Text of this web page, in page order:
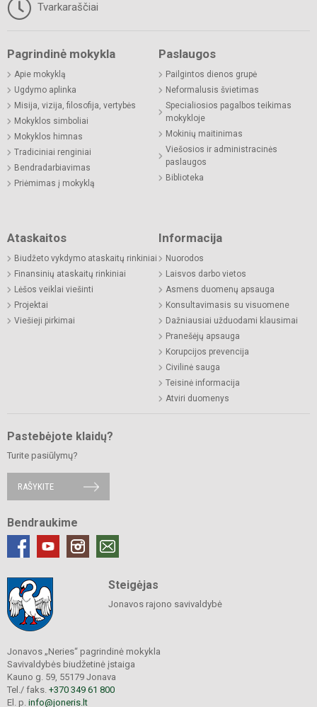
Tvarkaraščiai
Pagrindinė mokykla
Apie mokyklą
Ugdymo aplinka
Misija, vizija, filosofija, vertybės
Mokyklos simboliai
Mokyklos himnas
Tradiciniai renginiai
Bendradarbiavimas
Priėmimas į mokyklą
Paslaugos
Pailgintos dienos grupė
Neformalusis švietimas
Specialiosios pagalbos teikimas
mokykloje
Mokinių maitinimas
Viešosios ir administracinės
paslaugos
Biblioteka
Ataskaitos
Biudžeto vykdymo ataskaitų rinkiniai
Finansinių ataskaitų rinkiniai
Lėšos veiklai viešinti
Projektai
Viešieji pirkimai
Informacija
Nuorodos
Laisvos darbo vietos
Asmens duomenų apsauga
Konsultavimasis su visuomene
Dažniausiai užduodami klausimai
Pranešėjų apsauga
Korupcijos prevencija
Civilinė sauga
Teisinė informacija
Atviri duomenys
Pastebėjote klaidų?
Turite pasiūlymų?
RAŠYKITE
Bendraukime
Steigėjas
Jonavos rajono savivaldybė
Jonavos „Neries“ pagrindinė mokykla
Savivaldybės biudžetinė įstaiga
Kauno g. 59, 55179 Jonava
Tel./ faks. +370 349 61 800
El. p. info@joneris.lt